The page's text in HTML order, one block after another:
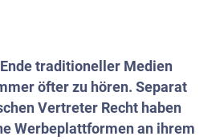
traditioneller Medien
öfter zu hören. Separat
Vertreter Recht haben
Werbeplattformen an ihrem